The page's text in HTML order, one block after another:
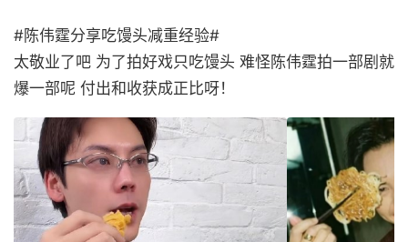
#陈伟霆分享吃馒头减重经验#
太敬业了吧 为了拍好戏只吃馒头 难怪陈伟霆拍一部剧就
爆一部呢 付出和收获成正比呀！ ​